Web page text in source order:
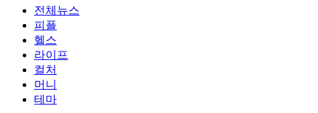
전체뉴스
피플
헬스
라이프
컬처
머니
테마